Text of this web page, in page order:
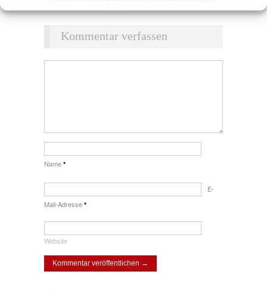
Kommentar verfassen
Name *
E-
Mail-Adresse *
Website